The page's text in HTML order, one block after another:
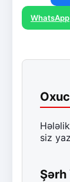
WhatsApp
siz
Şərh